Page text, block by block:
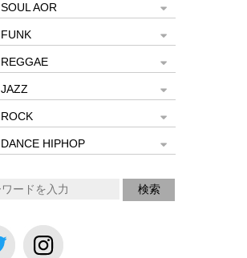
SOUL AOR
FUNK
REGGAE
JAZZ
ROCK
DANCE HIPHOP